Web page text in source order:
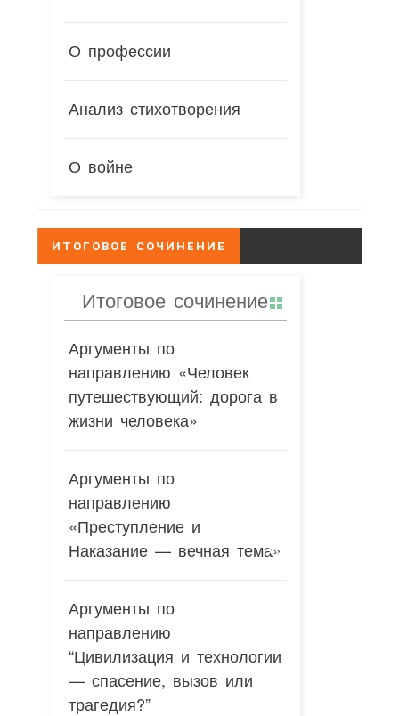
О профессии
Анализ стихотворения
О войне
ИТОГОВОЕ СОЧИНЕНИЕ
Итоговое сочинение
Аргументы по
направлению «Человек
путешествующий: дорога в
жизни человека»
Аргументы по
направлению
«Преступление и
Наказание — вечная тема»
Аргументы по
направлению
“Цивилизация и технологии
— спасение, вызов или
трагедия?”